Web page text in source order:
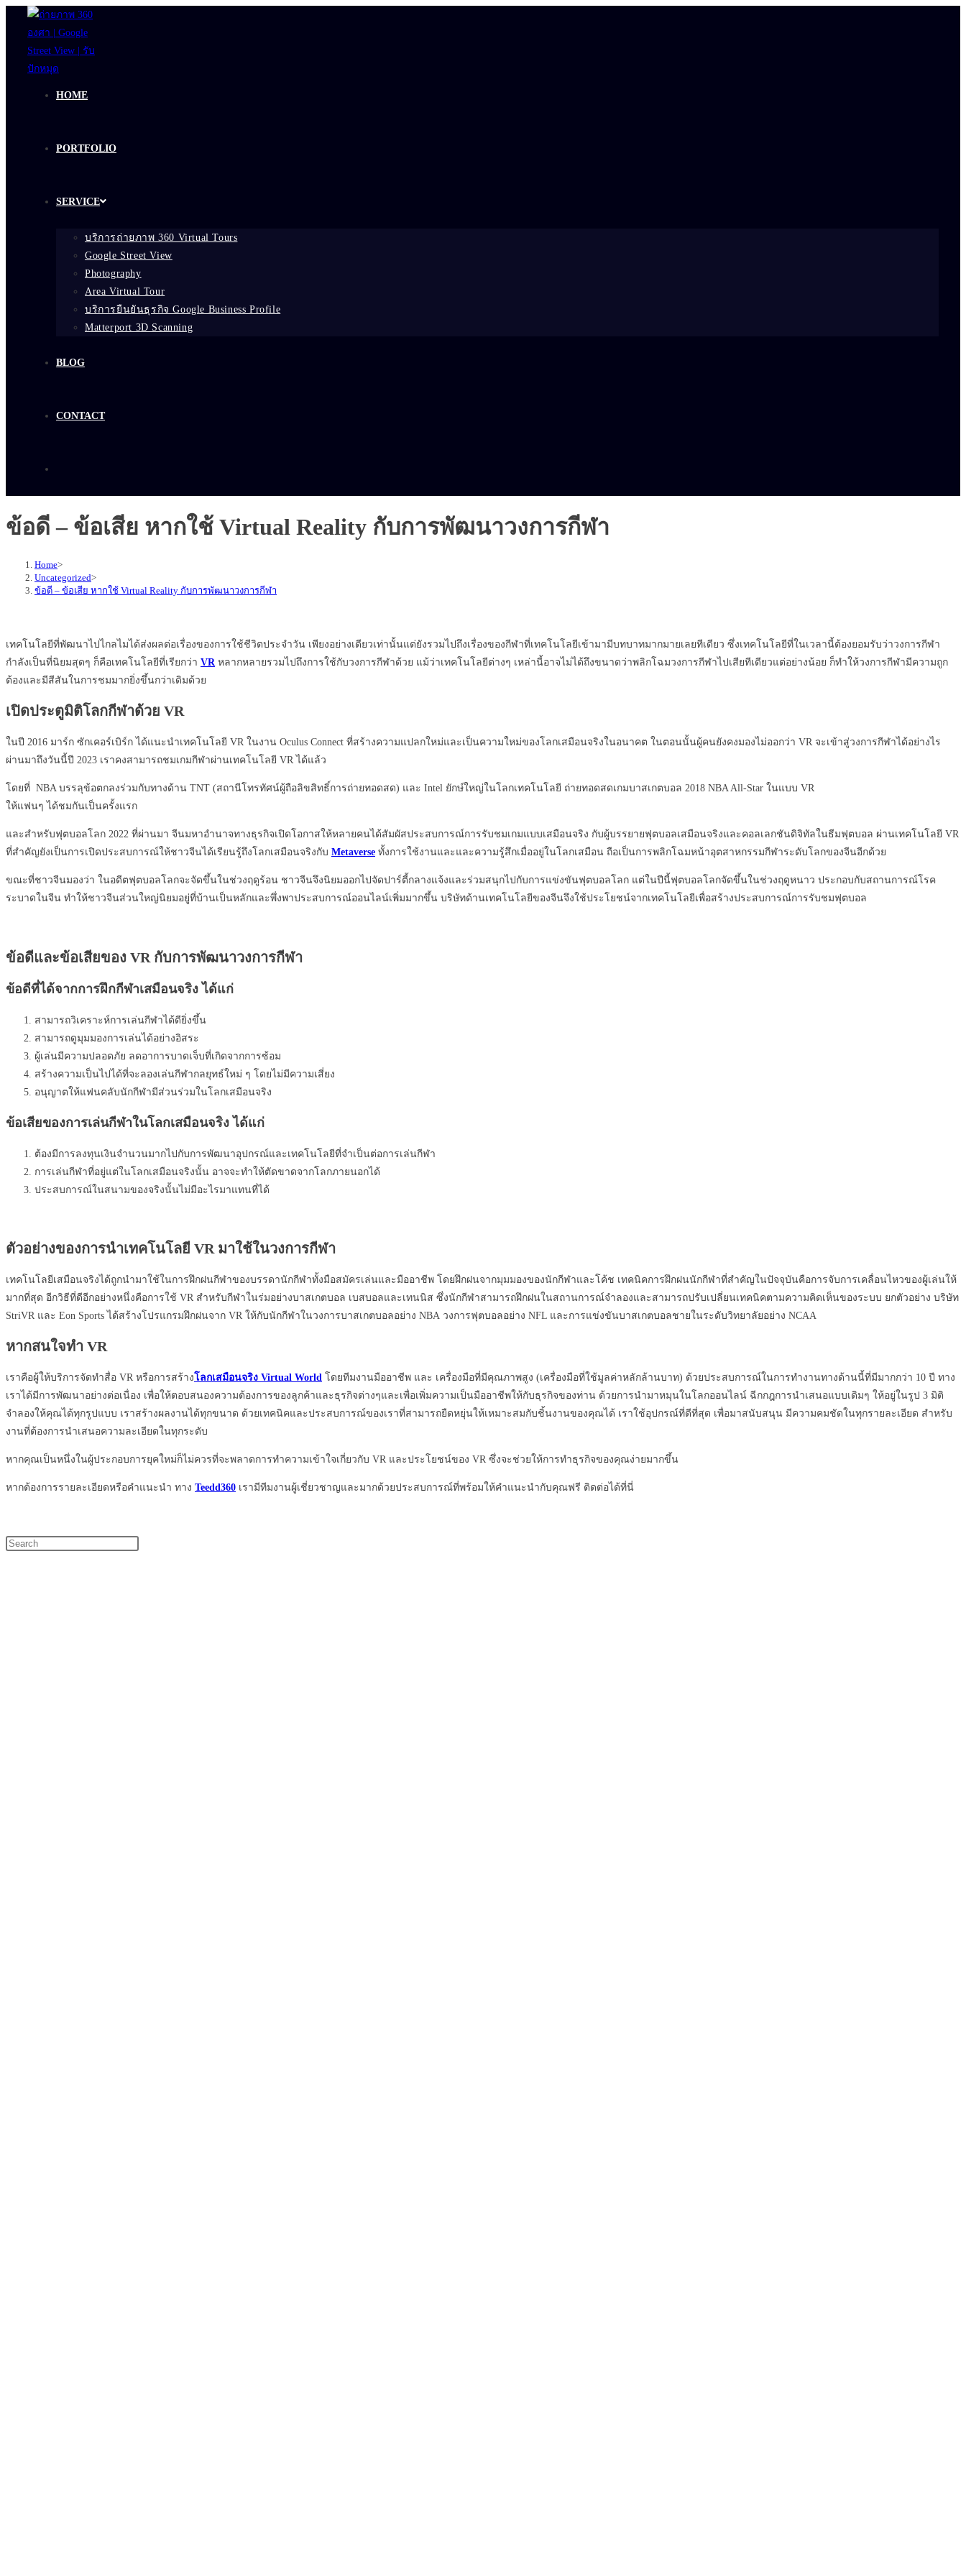
content
HOME
PORTFOLIO
SERVICE
บริการถ่ายภาพ 360 Virtual Tours
Google Street View
Photography
Area Virtual Tour
บริการยืนยันธุรกิจ Google Business Profile
Matterport 3D Scanning
BLOG
CONTACT
ข้อดี – ข้อเสีย หากใช้ Virtual Reality กับการพัฒนาวงการกีฬา
Home>
Uncategorized>
ข้อดี – ข้อเสีย หากใช้ Virtual Reality กับการพัฒนาวงการกีฬา
เทคโนโลยีที่พัฒนาไปไกลไมได้ส่งผลต่อเรื่องของการใช้ชีวิตประจำวัน เพียงอย่างเดียวเท่านั้นแต่ยังรวมไปถึงเรื่องของกีฬาที่เทคโนโลยีเข้ามามีบทบาทมากมายเลยทีเดียว ซึ่งเทคโนโลยีที่ในเวลานี้ต้องยอมรับว่าวงการกีฬา
กำลังเป็นที่นิยมสุดๆ ก็คือเทคโนโลยีที่เรียกว่า VR หลากหลายรวมไปถึงการใช้กับวงการกีฬาด้วย แม้ว่าเทคโนโลยีต่างๆ เหล่านี้อาจไม่ได้ถึงขนาดว่าพลิกโฉมวงการกีฬาไปเสียทีเดียวแต่อย่างน้อย ก็ทำให้วงการกีฬามีความถูก
ต้องและมีสีสันในการชมมากยิ่งขึ้นกว่าเดิมด้วย
เปิดประตูมิติโลกกีฬาด้วย VR
ในปี 2016 มาร์ก ซักเคอร์เบิร์ก ได้แนะนำเทคโนโลยี VR ในงาน Oculus Connect ที่สร้างความแปลกใหม่และเป็นความใหม่ของโลกเสมือนจริงในอนาคต ในตอนนั้นผู้คนยังคงมองไม่ออกว่า VR จะเข้าสู่วงการกีฬาได้อย่างไร
ผ่านมาถึงวันนี้ปี 2023 เราคงสามารถชมเกมกีฬาผ่านเทคโนโลยี VR ได้แล้ว
โดยที่ NBA บรรลุข้อตกลงร่วมกับทางด้าน TNT (สถานีโทรทัศน์ผู้ถือลิขสิทธิ์การถ่ายทอดสด) และ Intel ยักษ์ใหญ่ในโลกเทคโนโลยี ถ่ายทอดสดเกมบาสเกตบอล 2018 NBA All-Star ในแบบ VR
ให้แฟนๆ ได้ชมกันเป็นครั้งแรก
และสำหรับฟุตบอลโลก 2022 ที่ผ่านมา จีนมหาอำนาจทางธุรกิจเปิดโอกาสให้หลายคนได้สัมผัสประสบการณ์การรับชมเกมแบบเสมือนจริง กับผู้บรรยายฟุตบอลเสมือนจริงและคอลเลกชันดิจิทัลในธีมฟุตบอล ผ่านเทคโนโลยี VR
ที่สำคัญยังเป็นการเปิดประสบการณ์ให้ชาวจีนได้เรียนรู้ถึงโลกเสมือนจริงกับ Metaverse ทั้งการใช้งานและและความรู้สึกเมื่ออยู่ในโลกเสมือน ถือเป็นการพลิกโฉมหน้าอุตสาหกรรมกีฬาระดับโลกของจีนอีกด้วย
ขณะที่ชาวจีนมองว่า ในอดีตฟุตบอลโลกจะจัดขึ้นในช่วงฤดูร้อน ชาวจีนจึงนิยมออกไปจัดปาร์ตี้กลางแจ้งและร่วมสนุกไปกับการแข่งขันฟุตบอลโลก แต่ในปีนี้ฟุตบอลโลกจัดขึ้นในช่วงฤดูหนาว ประกอบกับสถานการณ์โรค
ระบาดในจีน ทำให้ชาวจีนส่วนใหญ่นิยมอยู่ที่บ้านเป็นหลักและพึ่งพาประสบการณ์ออนไลน์เพิ่มมากขึ้น บริษัทด้านเทคโนโลยีของจีนจึงใช้ประโยชน์จากเทคโนโลยีเพื่อสร้างประสบการณ์การรับชมฟุตบอล
ข้อดีและข้อเสียของ VR กับการพัฒนาวงการกีฬา
ข้อดีที่ได้จากการฝึกกีฬาเสมือนจริง ได้แก่
สามารถวิเคราะห์การเล่นกีฬาได้ดียิ่งขึ้น
สามารถดูมุมมองการเล่นได้อย่างอิสระ
ผู้เล่นมีความปลอดภัย ลดอาการบาดเจ็บที่เกิดจากการซ้อม
สร้างความเป็นไปได้ที่จะลองเล่นกีฬากลยุทธ์ใหม่ ๆ โดยไม่มีความเสี่ยง
อนุญาตให้แฟนคลับนักกีฬามีส่วนร่วมในโลกเสมือนจริง
ข้อเสียของการเล่นกีฬาในโลกเสมือนจริง ได้แก่
ต้องมีการลงทุนเงินจำนวนมากไปกับการพัฒนาอุปกรณ์และเทคโนโลยีที่จำเป็นต่อการเล่นกีฬา
การเล่นกีฬาที่อยู่แต่ในโลกเสมือนจริงนั้น อาจจะทำให้ตัดขาดจากโลกภายนอกได้
ประสบการณ์ในสนามของจริงนั้นไม่มีอะไรมาแทนที่ได้
ตัวอย่างของการนำเทคโนโลยี VR มาใช้ในวงการกีฬา
เทคโนโลยีเสมือนจริงได้ถูกนำมาใช้ในการฝึกฝนกีฬาของบรรดานักกีฬาทั้งมือสมัครเล่นและมืออาชีพ โดยฝึกฝนจากมุมมองของนักกีฬาและโค้ช เทคนิคการฝึกฝนนักกีฬาที่สำคัญในปัจจุบันคือการจับการเคลื่อนไหวของผู้เล่นให้
มากที่สุด อีกวิธีที่ดีอีกอย่างหนึ่งคือการใช้ VR สำหรับกีฬาในร่มอย่างบาสเกตบอล เบสบอลและเทนนิส ซึ่งนักกีฬาสามารถฝึกฝนในสถานการณ์จำลองและสามารถปรับเปลี่ยนเทคนิคตามความคิดเห็นของระบบ ยกตัวอย่าง บริษัท
StriVR และ Eon Sports ได้สร้างโปรแกรมฝึกฝนจาก VR ให้กับนักกีฬาในวงการบาสเกตบอลอย่าง NBA วงการฟุตบอลอย่าง NFL และการแข่งขันบาสเกตบอลชายในระดับวิทยาลัยอย่าง NCAA
หากสนใจทำ VR
เราคือผู้ให้บริการจัดทำสื่อ VR หรือการสร้าง โลกเสมือนจริง Virtual World โดยทีมงานมืออาชีพ และ เครื่องมือที่มีคุณภาพสูง (เครื่องมือที่ใช้มูลค่าหลักล้านบาท) ด้วยประสบการณ์ในการทำงานทางด้านนี้ที่มีมากกว่า 10 ปี ทาง
เราได้มีการพัฒนาอย่างต่อเนื่อง เพื่อให้ตอบสนองความต้องการของลูกค้าและธุรกิจต่างๆและเพื่อเพิ่มความเป็นมืออาชีพให้กับธุรกิจของท่าน ด้วยการนำมาหมุนในโลกออนไลน์ ฉีกกฎการนำเสนอแบบเดิมๆ ให้อยู่ในรูป 3 มิติ
จำลองให้คุณได้ทุกรูปแบบ เราสร้างผลงานได้ทุกขนาด ด้วยเทคนิคและประสบการณ์ของเราที่สามารถยืดหยุ่นให้เหมาะสมกับชิ้นงานของคุณได้ เราใช้อุปกรณ์ที่ดีที่สุด เพื่อมาสนับสนุน มีความคมชัดในทุกรายละเอียด สำหรับ
งานที่ต้องการนำเสนอความละเอียดในทุกระดับ
หากคุณเป็นหนึ่งในผู้ประกอบการยุคใหม่ก็ไม่ควรที่จะพลาดการทำความเข้าใจเกี่ยวกับ VR และประโยชน์ของ VR ซึ่งจะช่วยให้การทำธุรกิจของคุณง่ายมากขึ้น
หากต้องการรายละเอียดหรือคำแนะนำ ทาง Teedd360 เรามีทีมงานผู้เชี่ยวชาญและมากด้วยประสบการณ์ที่พร้อมให้คำแนะนำกับคุณฟรี ติดต่อได้ที่นี่